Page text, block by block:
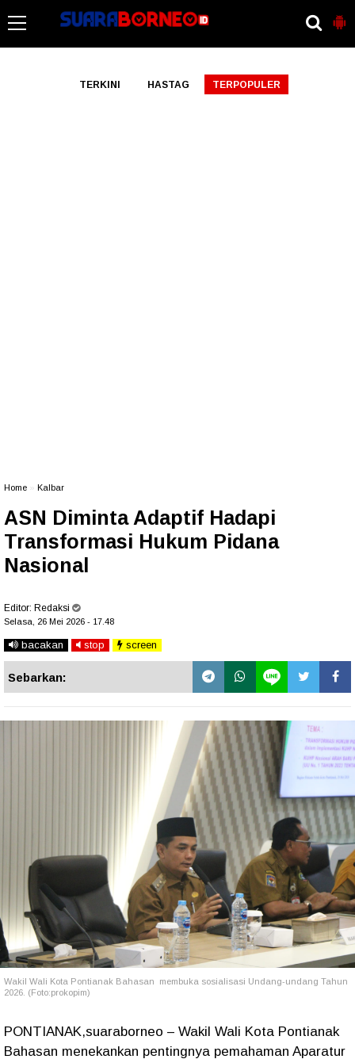
TERKINI HASTAG TERPOPULER
Home Kalbar
ASN Diminta Adaptif Hadapi
Transformasi Hukum Pidana
Nasional
Editor: Redaksi
Selasa, 26 Mei 2026 - 17.48
bacakan stop screen
Sebarkan:
Wakil Wali Kota Pontianak Bahasan membuka sosialisasi Undang-undang Tahun
2026. (Foto:prokopim)
PONTIANAK,suaraborneo – Wakil Wali Kota Pontianak
Bahasan menekankan pentingnya pemahaman Aparatur